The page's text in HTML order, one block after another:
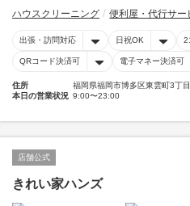
ハウスクリーニング 便利屋・代行サー
出張・訪問対応 日祝OK
QRコード決済可 電子マネー決済可
住所
福岡県福岡市博多区東雲町3丁
本日の営業状況 9:00〜23:00
店舗公式
きれい家ハンズ